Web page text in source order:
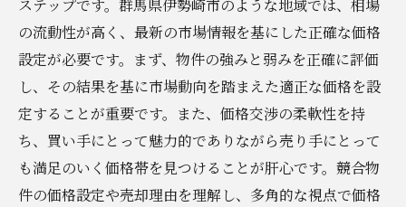
ステップです。群馬県伊勢崎市のような地域では、相場
の流動性が高く、最新の市場情報を基にした正確な価格
設定が必要です。まず、物件の強みと弱みを正確に評価
し、その結果を基に市場動向を踏まえた適正な価格を設
定することが重要です。また、価格交渉の柔軟性を持
ち、買い手にとって魅力的でありながら売り手にとって
も満足のいく価格帯を見つけることが肝心です。競合物
件の価格設定や売却理由を理解し、多角的な視点で価格